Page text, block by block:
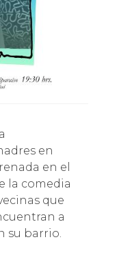
en
en el
la comedia
que
a
su barrio.